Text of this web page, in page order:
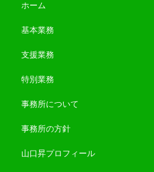
ホーム
基本業務
支援業務
特別業務
事務所について
事務所の方針
山口昇プロフィール